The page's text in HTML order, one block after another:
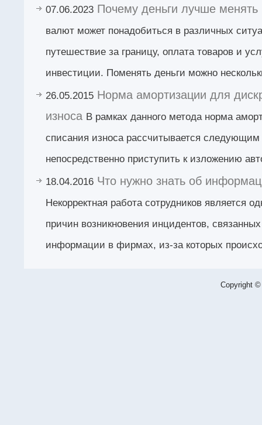
07.06.2023 Почему деньги лучше менять
валют может понадобиться в различных
путешествие за границу, оплата товаров и
инвестиции. Поменять деньги можно
26.05.2015 Норма амортизации для
износа В рамках данного метода норма
списания износа рассчитывается
непосредственно приступить к изложению
18.04.2016 Что нужно знать об
Некорректная работа сотрудников является
причин возникновения инцидентов,
информации в фирмах, из-за которых
Copyright ©